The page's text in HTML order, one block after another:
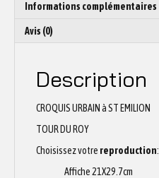
Informations complémentaires
Avis (0)
Description
CROQUIS URBAIN à ST EMILION
TOUR DU ROY
Choisissez votre reproduction:
Affiche 21X29.7cm